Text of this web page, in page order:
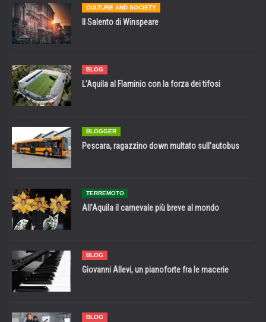
CULTURE AND SOCIETY
Il Salento di Winspeare
BLOG
L’Aquila al Flaminio con la forza dei tifosi
BLOGGER
Pescara, ragazzino down multato sull’autobus
TERREMOTO
All’Aquila il carnevale più breve al mondo
BLOG
Giovanni Allevi, un pianoforte fra le macerie
BLOG